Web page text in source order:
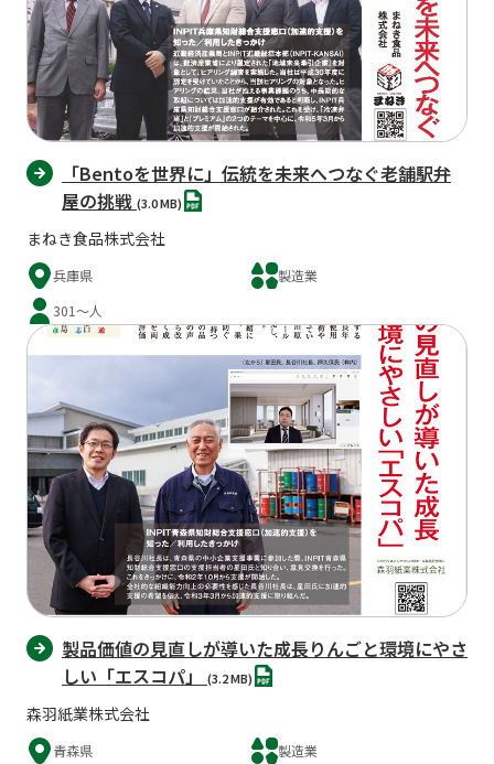
「Bentoを世界に」伝統を未来へつなぐ老舗駅弁
屋の挑戦 (3.0 MB)PDF
まねき食品株式会社
兵庫県
製造業
301～人
製品価値の見直しが導いた成長りんごと環境にやさ
しい「エスコパ」
(3.2 MB)PDF
森羽紙業株式会社
青森県
製造業